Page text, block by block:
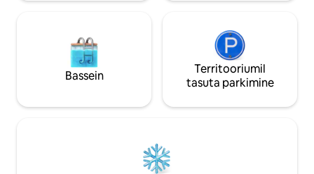
Bassein
Territooriumil
tasuta parkimine